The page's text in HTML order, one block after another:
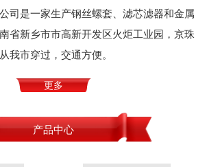
司是一家生产钢丝螺套、滤芯滤器和金属
省新乡市市高新开发区火炬工业园，京珠
我市穿过，交通方便。
更多
产品中心